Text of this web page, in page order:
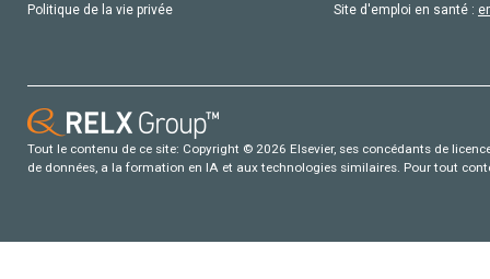
Politique de la vie privée
Site d'emploi en santé :
Tout le contenu de ce site: Copyright © 2026 Elsevier, ses concédants de
de données, a la formation en IA et aux technologies similaires. Pour tout